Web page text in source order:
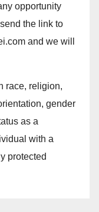
opportunity
the link to
and we will
race, religion,
gender
as a
with a
protected